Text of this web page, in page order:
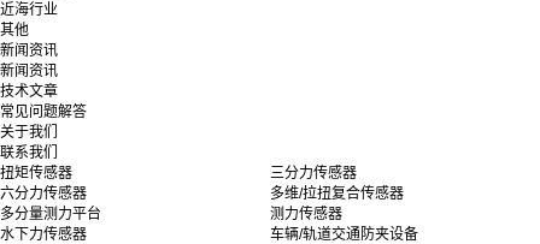
近海行业
其他
新闻资讯
新闻资讯
技术文章
常见问题解答
关于我们
联系我们
扭矩传感器
三分力传感器
六分力传感器
多维/拉扭复合传感器
多分量测力平台
测力传感器
水下力传感器
车辆/轨道交通防夹设备